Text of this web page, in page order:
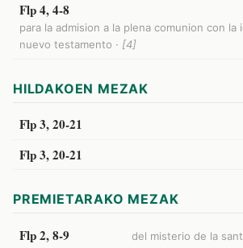
Flp 4, 4-8
para la admision a la plena comunion con la
nuevo testamento · [4]
HILDAKOEN MEZAK
Flp 3, 20-21
Flp 3, 20-21
PREMIETARAKO MEZAK
Flp 2, 8-9 del misterio de la